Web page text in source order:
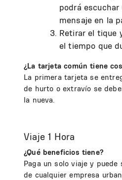
podrá
mensaje en la
Retirar el tique
el tiempo que
¿La tarjeta común ti​ene
La primera tarjeta se
de hurto o extravío se
la nueva.
Viaje 1 Hora
¿Qu​é beneficios tiene?
Paga un solo viaje y
de cualquier empresa